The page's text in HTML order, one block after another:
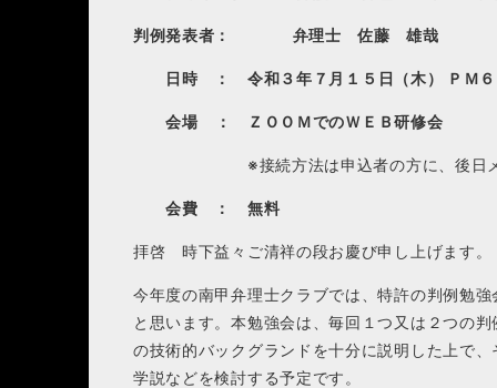
判例発表者： 弁理士 佐藤 雄哉
日時 ： 令和３年 ７ 月 １５ 日（木） ＰＭ
会場 ： ＺＯＯＭでのＷＥＢ研修会
※接続方法は申込者の方に、後日メー
会費 ： 無料
拝啓 時下益々ご清祥の段お慶び申し上げます。
今年度の南甲弁理士クラブでは、特許の判例勉
と思います。本勉強会は、毎回１つ又は２つの
の技術的バックグランドを十分に説明した上で
学説などを検討する予定です。